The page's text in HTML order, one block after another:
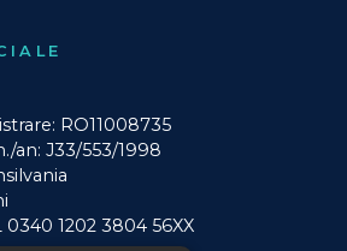
RO11008735
an: J33/553/1998
0340 1202 3804 56XX